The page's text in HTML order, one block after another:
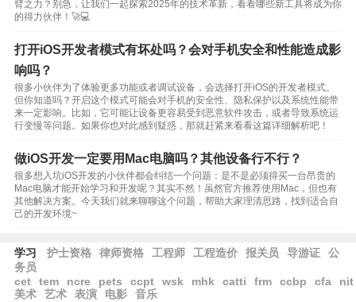
臂之力？别急，让我们一起探索2025年的技术革新，看看哪些新工具将成为你
的得力伙伴！🚀💻
打开iOS开发者模式有坏处吗？会对手机安全和性能造成影
响吗？
很多小伙伴为了体验更多功能或者调试设备，会选择打开iOS的开发者模式。
但你知道吗？开启这个模式可能会对手机的安全性、隐私保护以及系统性能带
来一定影响。比如，它可能让设备更容易受到恶意软件攻击，或者导致系统运
行变慢等问题。如果你也对此感到疑惑，那就赶紧来看看这篇详细解析吧！
做iOS开发一定要用Mac电脑吗？其他设备行不行？
很多想入坑iOS开发的小伙伴都会纠结一个问题：是不是必须得买一台昂贵的
Mac电脑才能开始学习和开发呢？其实不然！虽然官方推荐使用Mac，但也有
其他解决方案。今天我们就来聊聊这个问题，帮助大家理清思路，找到适合自
己的开发环境~
学习 护士资格 律师资格 工程师 工程造价 报关员 导游证
公
务员
cet
tem ncre pets ccpt wsk mhk catti frm ccbp cfa
nit
美术
艺术 表演 电影 音乐